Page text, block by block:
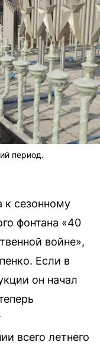
период.
к сезонному
фонтана «40
войне»,
Если в
он начал
всего летнего